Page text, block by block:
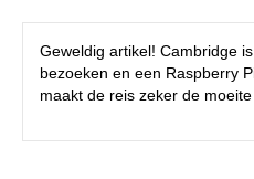
Geweldig artikel! Cambridge
bezoeken en een Raspberry
maakt de reis zeker de moeite